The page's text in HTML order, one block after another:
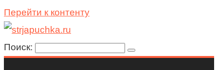
Перейти к контенту
Поиск: